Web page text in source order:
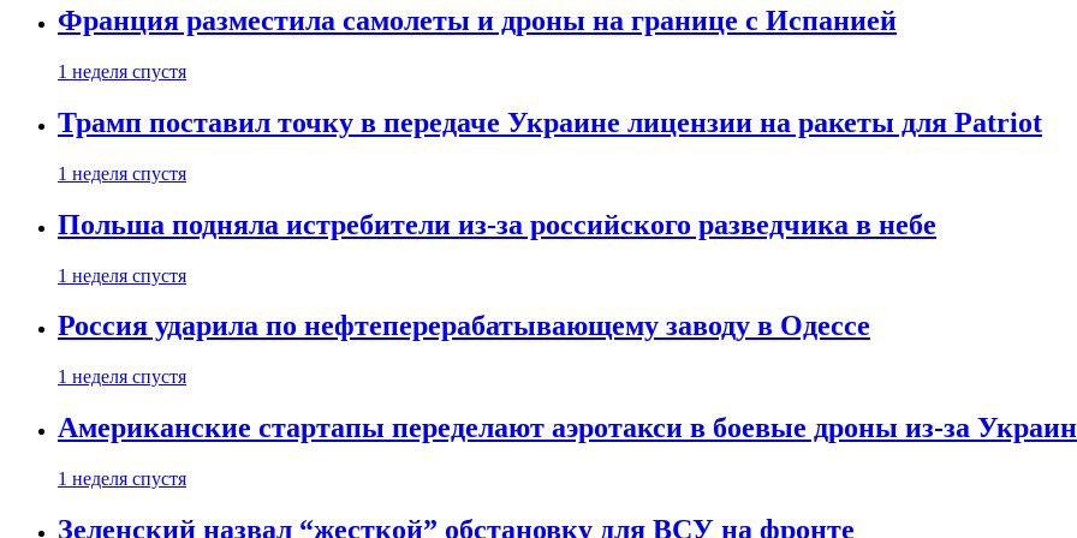
Франция разместила самолеты и дроны на границе с Испанией
1 неделя спустя
Трамп поставил точку в передаче Украине лицензии на ракеты для Patriot
1 неделя спустя
Польша подняла истребители из-за российского разведчика в небе
1 неделя спустя
Россия ударила по нефтеперерабатывающему заводу в Одессе
1 неделя спустя
Американские стартапы переделают аэротакси в боевые дроны из-за
1 неделя спустя
Зеленский назвал “жесткой” обстановку для ВСУ на фронте